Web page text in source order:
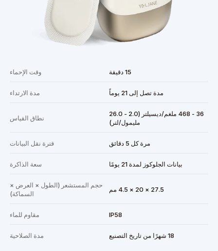
وقت الإحماء 15 دقيقة
مدة الارتداء مدة تصل إلى 21 يوماً
نطاق القياس
36 - 468 ملغم/ديسيلتر (2.0 - 26.0
مليمول/لتر)
فترة نقل البيانات مرة كل 5 دقائق
سعة الذاكرة بيانات الجلوكوز لمدة 21 يومًا
حجم المستشعر (الطول × العرض ×
السماكة)
27.5 × 20 × 4.5 مم
مقاوم للماء IP58
مدة الصلاحية 18 شهرًا من تاريخ التصنيع